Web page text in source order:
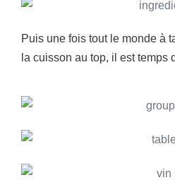
Puis une fois tout le monde à
la cuisson au top, il est temps